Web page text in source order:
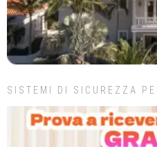
SISTEMI DI SICUREZZA